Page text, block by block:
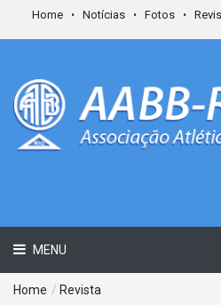
Home Notícias Fotos
MENU
Home / Revista